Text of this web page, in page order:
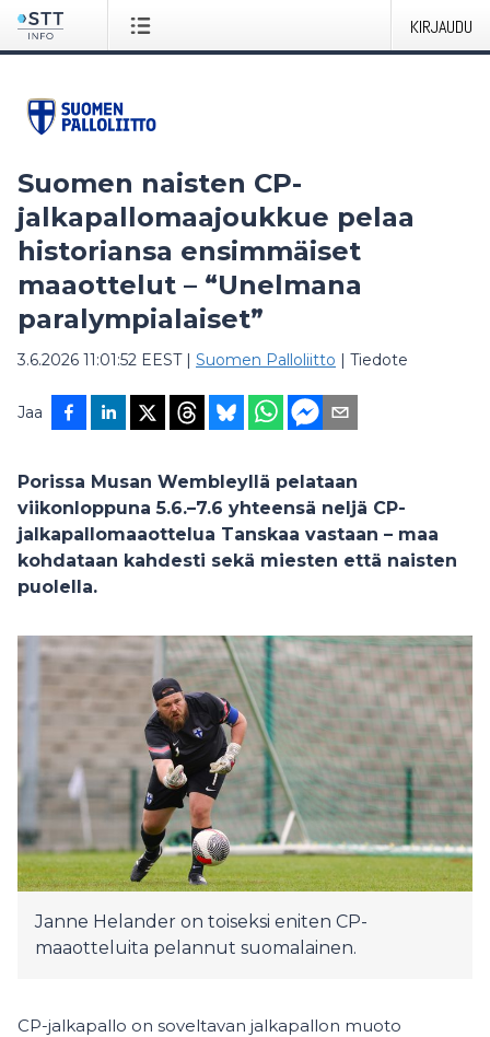
KIRJAUDU
Suomen naisten CP-
jalkapallomaajoukkue pelaa
historiansa ensimmäiset
maaottelut – “Unelmana
paralympialaiset”
3.6.2026 11:01:52 EEST| Suomen Palloliitto | Tiedote
Jaa
Porissa Musan Wembleyllä pelataan
viikonloppuna 5.6.–7.6 yhteensä neljä CP-
jalkapallomaaottelua Tanskaa vastaan – maa
kohdataan kahdesti sekä miesten että naisten
puolella.
Janne Helander on toiseksi eniten CP-
maaotteluita pelannut suomalainen.
CP-jalkapallo on soveltavan jalkapallon muoto